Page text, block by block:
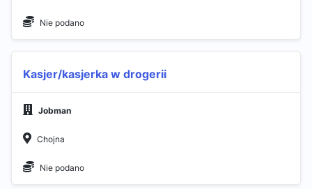
Nie podano
Kasjer/kasjerka w drogerii
Jobman
Chojna
Nie podano